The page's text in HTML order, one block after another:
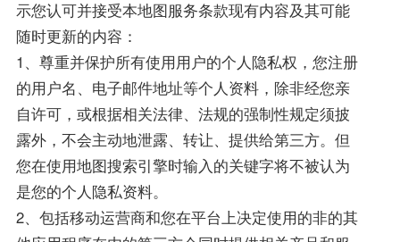
示您认可并接受本地图服务条款现有内容及其可能
随时更新的内容：
1、尊重并保护所有使用用户的个人隐私权，您注册
的用户名、电子邮件地址等个人资料，除非经您亲
自许可，或根据相关法律、法规的强制性规定须披
露外，不会主动地泄露、转让、提供给第三方。但
您在使用地图搜索引擎时输入的关键字将不被认为
是您的个人隐私资料。
2、包括移动运营商和您在平台上决定使用的非的其